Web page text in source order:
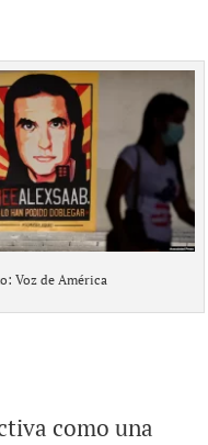
Voz de América
como una